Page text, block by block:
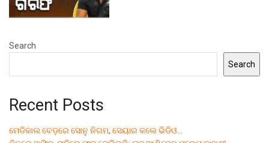
Search
Search
Recent Posts
ମେଡିକାଲ ବେଡ଼ରେ ସୋନୁ ନିଗମ, ସେୟାର କଲେ ଭିଡିଓ…